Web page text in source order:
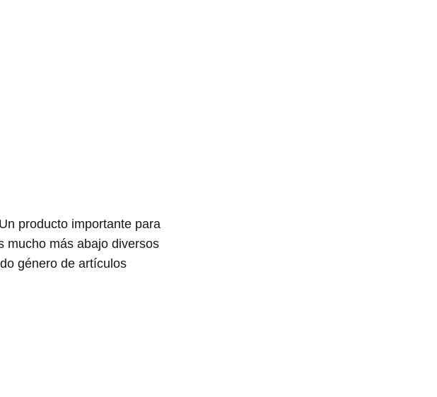
producto importante para
mucho más abajo diversos
género de artículos